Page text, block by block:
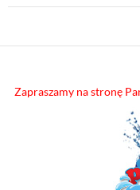
Zapraszamy na stronę